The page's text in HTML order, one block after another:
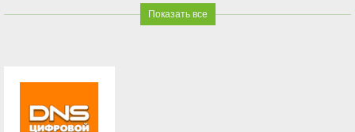
Показать все